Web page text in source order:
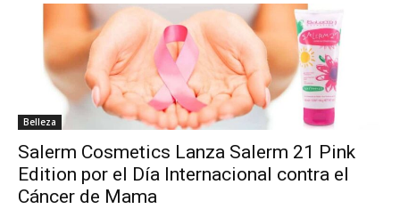
Belleza
Salerm Cosmetics Lanza Salerm 21 Pink
Edition por el Día Internacional contra el
Cáncer de Mama